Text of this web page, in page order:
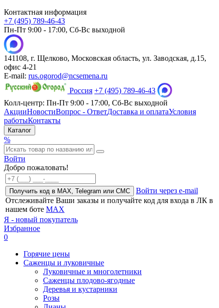
Контактная информация
+7 (495) 789-46-43
Пн-Пт 9:00 - 17:00, Сб-Вс выходной
141108, г. Щелково, Московская область, ул. Заводская, д.15,
офис 4-21
E-mail: rus.ogorod@ncsemena.ru
Россия +7 (495) 789-46-43
Колл-центр: Пн-Пт 9:00 - 17:00, Сб-Вс выходной
АкцииНовостиВопрос - ОтветДоставка и оплатаУсловия
работыКонтакты
Каталог
%
Войти
Добро пожаловать!
Получить код в MAX, Telegram или СМС
Войти через e-mail
Отслеживайте Ваши заказы и получайте код для входа в ЛК в
нашем боте MAX
Я - новый покупатель
Избранное
0
Горячие цены
Саженцы и луковичные
Луковичные и многолетники
Саженцы плодово-ягодные
Деревья и кустарники
Розы